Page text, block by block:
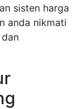
sisten harga
anda nikmati